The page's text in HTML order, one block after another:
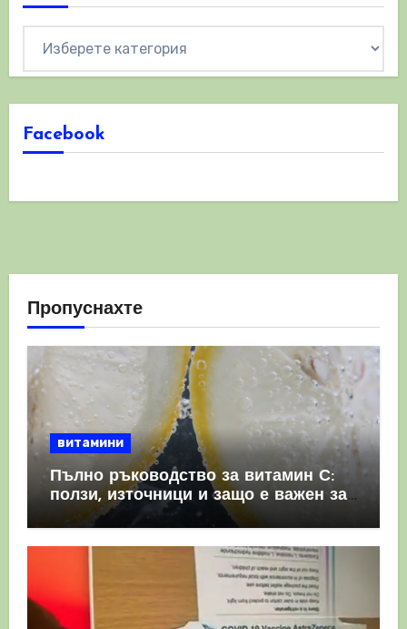
Facebook
Пропуснахте
витамини
Пълно ръководство за витамин С:
ползи, източници и защо е важен за
имунната система